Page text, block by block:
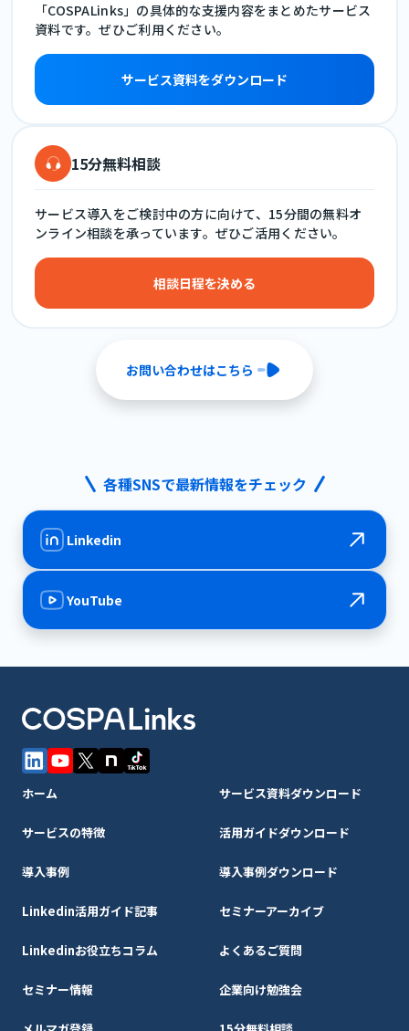
「COSPALinks」の具体的な支援内容をまとめたサービス
資料です。ぜひご利用ください。
サービス資料をダウンロード
15分無料相談
サービス導入をご検討中の方に向けて、15分間の無料オ
ンライン相談を承っています。ぜひご活用ください。
相談日程を決める
お問い合わせはこちら
各種SNSで最新情報をチェック
Linkedin
YouTube
ホーム サービス資料ダウンロード
サービスの特徴 活用ガイドダウンロード
導入事例 導入事例ダウンロード
Linkedin活用ガイド記事 セミナーアーカイブ
Linkedinお役立ちコラム よくあるご質問
セミナー情報 企業向け勉強会